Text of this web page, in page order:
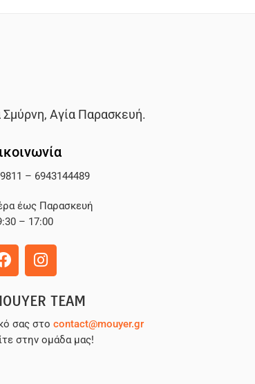
, Αγία Παρασκευή.
– 6943144489
έως Παρασκευή
– 17:00
TEAM
σας στο contact@mouyer.gr
στην ομάδα μας!